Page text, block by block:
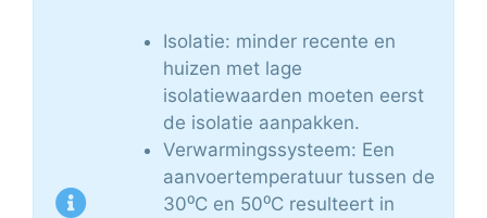
Isolatie: minder recente en
huizen met lage
isolatiewaarden moeten eerst
de isolatie aanpakken.
Verwarmingssysteem: Een
aanvoertemperatuur tussen de
30⁰C en 50⁰C resulteert in